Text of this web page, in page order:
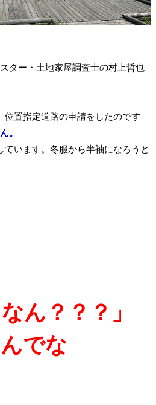
ター・土地家屋調査士の村上哲也
位置指定道路の申請をしたのです
。
ています。冬服から半袖になろうと
ん？？？」
でな